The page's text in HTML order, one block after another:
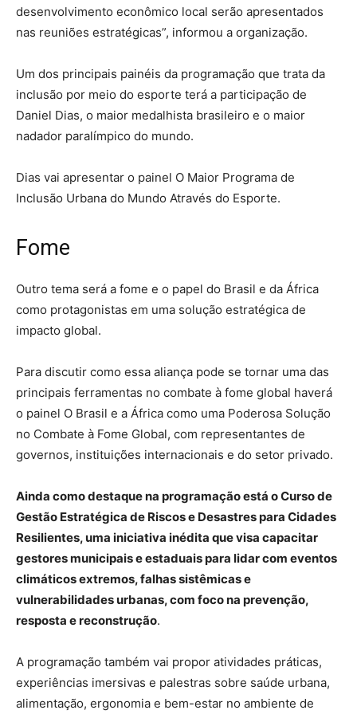
desenvolvimento econômico local serão apresentados
nas reuniões estratégicas”, informou a organização.
Um dos principais painéis da programação que trata da
inclusão por meio do esporte terá a participação de
Daniel Dias, o maior medalhista brasileiro e o maior
nadador paralímpico do mundo.
Dias vai apresentar o painel O Maior Programa de
Inclusão Urbana do Mundo Através do Esporte.
Fome
Outro tema será a fome e o papel do Brasil e da África
como protagonistas em uma solução estratégica de
impacto global.
Para discutir como essa aliança pode se tornar uma das
principais ferramentas no combate à fome global haverá
o painel O Brasil e a África como uma Poderosa Solução
no Combate à Fome Global, com representantes de
governos, instituições internacionais e do setor privado.
Ainda como destaque na programação está o Curso de
Gestão Estratégica de Riscos e Desastres para Cidades
Resilientes, uma iniciativa inédita que visa capacitar
gestores municipais e estaduais para lidar com eventos
climáticos extremos, falhas sistêmicas e
vulnerabilidades urbanas, com foco na prevenção,
resposta e reconstrução.
A programação também vai propor atividades práticas,
experiências imersivas e palestras sobre saúde urbana,
alimentação, ergonomia e bem-estar no ambiente de